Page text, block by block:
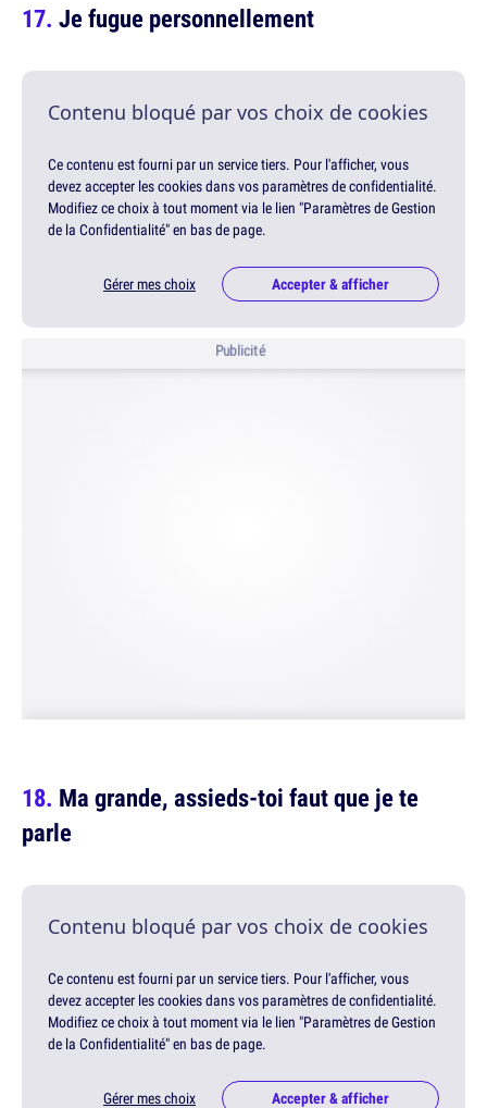
Je fugue personnellement
Contenu bloqué par vos choix de cookies
Ce contenu est fourni par un service tiers. Pour l'afficher, vous
devez accepter les cookies dans vos paramètres de confidentialité.
Modifiez ce choix à tout moment via le lien "Paramètres de Gestion
de la Confidentialité" en bas de page.
Gérer mes choix Accepter & afficher
Publicité
Ma grande, assieds-toi faut que je te
parle
Contenu bloqué par vos choix de cookies
Ce contenu est fourni par un service tiers. Pour l'afficher, vous
devez accepter les cookies dans vos paramètres de confidentialité.
Modifiez ce choix à tout moment via le lien "Paramètres de Gestion
de la Confidentialité" en bas de page.
Gérer mes choix Accepter & afficher